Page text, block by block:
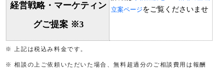
経営戦略・マーケティン
グご提案 ※3
立案ページ をご覧くださいませ
※ 上記は税込み料金です。
※ 相談の上ご依頼いただいた場合、無料超過分のご相談費用は報酬